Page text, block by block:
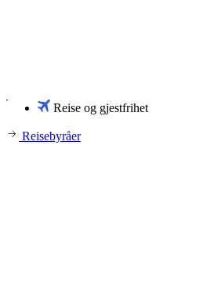
Reise og gjestfrihet
Reisebyråer